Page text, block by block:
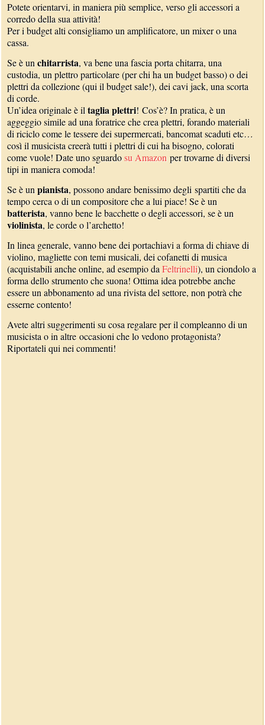
Potete orientarvi, in maniera più semplice, verso gli accessori a
corredo della sua attività!
Per i budget alti consigliamo un amplificatore, un mixer o una
cassa.
Se è unchitarrista, va bene una fascia porta chitarra, una
custodia, un plettro particolare (per chi ha un budget basso) o dei
plettri da collezione (qui il budget sale!), dei cavi jack, una scorta
di corde.
Un’idea originale è iltaglia plettri! Cos’è? In pratica, è un
aggeggio simile ad una foratrice che crea plettri, forando materiali
di riciclo come le tessere dei supermercati, bancomat scaduti etc…
così il musicista creerà tutti i plettri di cui ha bisogno, colorati
come vuole! Date uno sguardosu Amazon per trovarne di diversi
tipi in maniera comoda!
Se è unpianista, possono andare benissimo degli spartiti che da
tempo cerca o di un compositore che a lui piace! Se è un
batterista, vanno bene le bacchette o degli accessori, se è un
violinista, le corde o l’archetto!
In linea generale, vanno bene dei portachiavi a forma di chiave di
violino, magliette con temi musicali, dei cofanetti di musica
(acquistabili anche online, ad esempio daFeltrinelli), un ciondolo a
forma dello strumento che suona! Ottima idea potrebbe anche
essere un abbonamento ad una rivista del settore, non potrà che
esserne contento!
Avete altri suggerimenti su cosa regalare per il compleanno di un
musicista o in altre occasioni che lo vedono protagonista?
Riportateli qui nei commenti!